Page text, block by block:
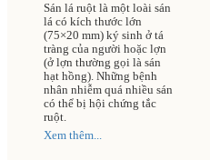
trị
Sán lá ruột là một loài sán
lá có kích thước lớn
(75×20 mm) ký sinh ở tá
tràng của người hoặc lợn
(ở lợn thường gọi là sán
hạt hồng). Những bệnh
nhân nhiễm quá nhiều sán
có thể bị hội chứng tắc
ruột.
Xem thêm...